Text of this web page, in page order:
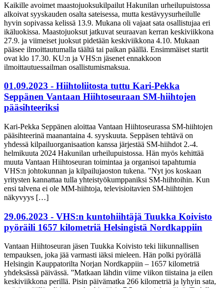
Kaikille avoimet maastojuoksukilpailut Hakunilan urheilupuistossa
alkoivat syyskauden osalta sateisessa, mutta kestävyysurheilulle
hyvin sopivassa kelissä 13.9. Mukana oli vajaat sata osallistujaa eri
ikäluokissa. Maastojuoksut jatkuvat seuraavan kerran keskiviikkona
27.9. ja viimeiset juoksut pidetään keskiviikkona 4.10. Mukaan
pääsee ilmoittautumalla täältä tai paikan päällä. Ensimmäiset startit
ovat klo 17.30. KU:n ja VHS:n jäsenet ennakkoon
ilmoittautuessailman osallistumismaksua.
01.09.2023 - Hiihtoliitosta tuttu Kari-Pekka
Seppänen Vantaan Hiihtoseuraan SM-hiihtojen
pääsihteeriksi
Kari-Pekka Seppänen aloittaa Vantaan Hiihtoseurassa SM-hiihtojen
pääsihteerinä maanantaina 4. syyskuuta. Seppäsen tehtävä on
yhdessä kilpailuorganisaation kanssa järjestää SM-hiihdot 2.-4.
helmikuuta 2024 Hakunilan urheilupuistossa. Hän myös kehittää
muuta Vantaan Hiihtoseuran toimintaa ja organisoi tapahtumia
VHS:n johtokunnan ja kilpailujaoston tukena. ”Nyt jos koskaan
yritysten kannattaa tulla yhteistyökumppaniksi SM-hiihtoihin. Kun
ensi talvena ei ole MM-hiihtoja, televisioitavien SM-hiihtojen
näkyvyys […]
29.06.2023 - VHS:n kuntohiihtäjä Tuukka Koivisto
pyöräili 1657 kilometriä Helsingistä Nordkappiin
Vantaan Hiihtoseuran jäsen Tuukka Koivisto teki liikunnallisen
tempauksen, joka jää varmasti iäksi mieleen. Hän polki pyörällä
Helsingin Kauppatorilta Norjan Nordkappiin – 1657 kilometriä
yhdeksässä päivässä. ”Matkaan lähdin viime viikon tiistaina ja eilen
keskiviikkona perillä. Pisin päivämatka 266 kilometriä ja lyhyin sata,